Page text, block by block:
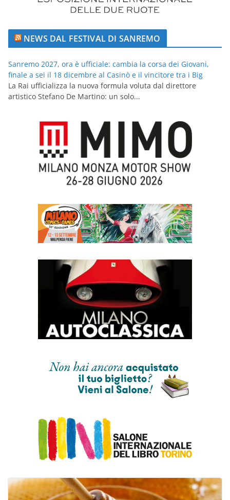
NEWS DAL FESTIVAL DI SANREMO
Sanremo 2027, ora è ufficiale: cambia la corsa dei Giovani,
finale a sei il 18 dicembre al Casinò e il vincitore tra i Big
La Rai ufficializza la nuova formula voluta dal direttore
artistico Stefano De Martino: un solo...